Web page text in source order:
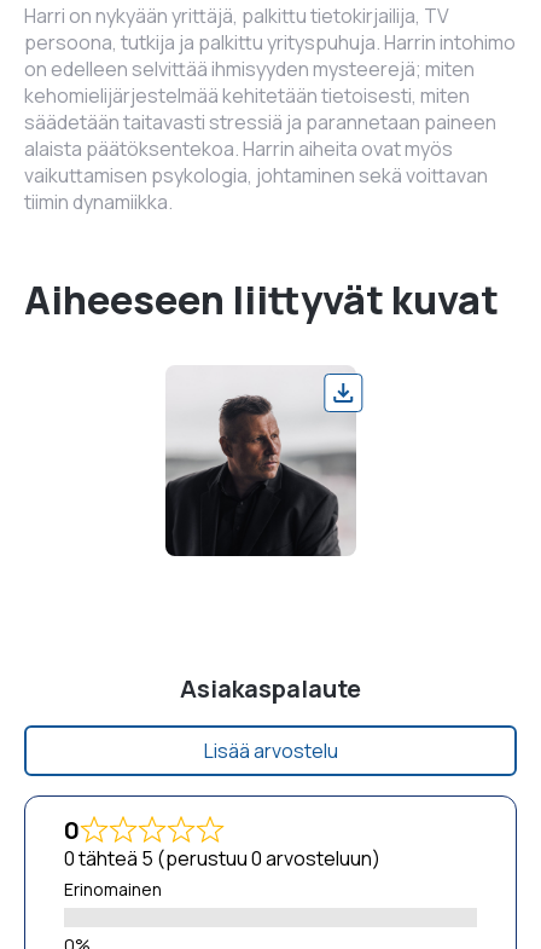
Harri on nykyään yrittäjä, palkittu tietokirjailija, TV
persoona, tutkija ja palkittu yrityspuhuja. Harrin intohimo
on edelleen selvittää ihmisyyden mysteerejä; miten
kehomielijärjestelmää kehitetään tietoisesti, miten
säädetään taitavasti stressiä ja parannetaan paineen
alaista päätöksentekoa. Harrin aiheita ovat myös
vaikuttamisen psykologia, johtaminen sekä voittavan
tiimin dynamiikka.
Aiheeseen liittyvät kuvat
Asiakaspalaute
Lisää arvostelu
0
0 tähteä 5 (perustuu 0 arvosteluun)
Erinomainen